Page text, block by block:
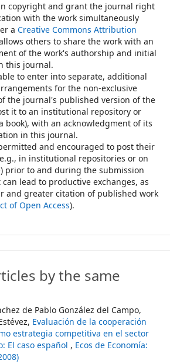
copyright and grant the journal right
with the work simultaneously
a Creative Commons Attribution
others to share the work with an
of the work's authorship and initial
this journal.
to enter into separate, additional
for the non-exclusive
the journal's published version of the
it to an institutional repository or
book), with an acknowledgment of its
in this journal.
and encouraged to post their
in institutional repositories or on
prior to and during the submission
can lead to productive exchanges, as
and greater citation of published work
of Open Access).
by the same
de Pablo González del Campo,
Evaluación de la cooperación
estrategia competitiva en el sector
El caso español , Ecos de Economía: